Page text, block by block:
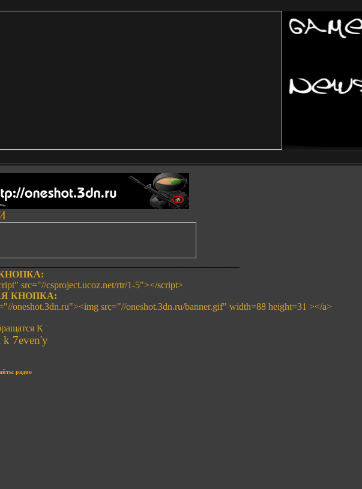
src="//csproject.ucoz.net/rtr/1-5"></script>
КНОПКА:
oneshot.3dn.ru"><img src="//oneshot.3dn.ru/banner.gif" width=88 height=31 ></a>
К
k 7even'y
радио